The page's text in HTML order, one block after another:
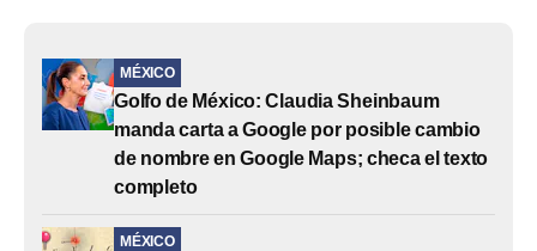
MÉXICO
Golfo de México: Claudia Sheinbaum
manda carta a Google por posible cambio
de nombre en Google Maps; checa el texto
completo
MÉXICO